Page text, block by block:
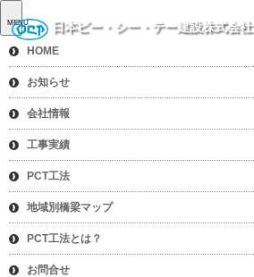
日本ピー・シー・テー建設株式会社
MENU
HOME
お知らせ
会社情報
工事実績
PCT工法
地域別橋梁マップ
PCT工法とは？
お問合せ